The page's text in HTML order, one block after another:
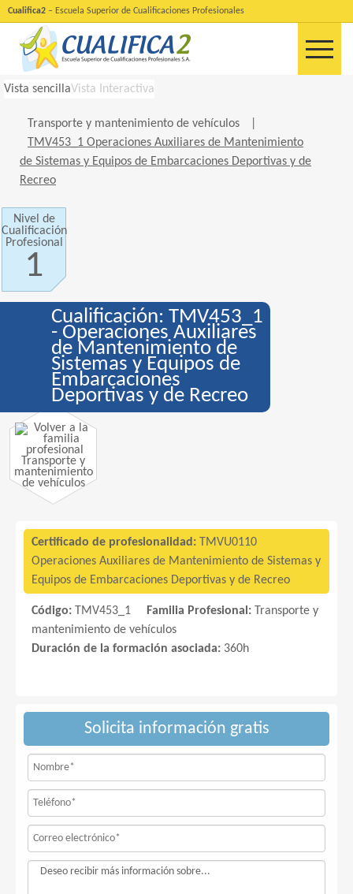
Cualifica2 – Escuela Superior de Cualificaciones Profesionales
Vista sencillaVista Interactiva
Transporte y mantenimiento de vehículos
TMV453_1 Operaciones Auxiliares de Mantenimiento
de Sistemas y Equipos de Embarcaciones Deportivas y de
Recreo
Nivel de
Cualificación
Profesional
1
Cualificación: TMV453_1
- Operaciones Auxiliares
de Mantenimiento de
Sistemas y Equipos de
Embarcaciones
Deportivas y de Recreo
Transporte y
mantenimiento
de vehículos
Certificado de profesionalidad:
TMVU0110
Operaciones Auxiliares de Mantenimiento de Sistemas y
Equipos de Embarcaciones Deportivas y de Recreo
Código: TMV453_1 Familia Profesional:
Transporte y
mantenimiento de vehículos
Duración de la formación asociada: 360h
Solicita información gratis